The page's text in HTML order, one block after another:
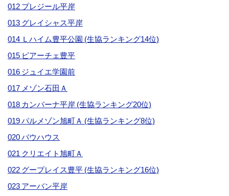
012 プレジール平岸
013 グレイシャス平岸
014 Ｌハイム豊平公園 (生協ランキング14位)
015 ピアーチェ豊平
016 ジュイエ学園前
017 メゾン石田Ａ
018 カンパーナ平岸 (生協ランキング20位)
019 パルメゾン旭町Ａ (生協ランキング8位)
020 バウハウス
021 クリエイト旭町Ａ
022 グープレイス豊平 (生協ランキング16位)
023 アーバン平岸